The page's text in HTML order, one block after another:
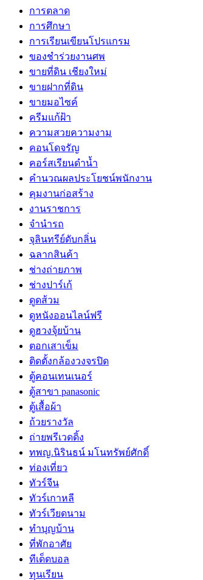
การตลาด
การศึกษา
การเรียนเขียนโปรแกรม
ของชำร่วยงานศพ
ขายที่ดิน เชียงใหม่
ขายฝากที่ดิน
ขายมอไซค์
ครีมแก้ฝ้า
ความสวยความงาม
คอนโดจรัญ
คอร์สเรียนดำน้ำ
คำนวณผลประโยชน์พนักงาน
คุมงานก่อสร้าง
งานราชการ
จำนำรถ
จุลินทรีย์ดับกลิ่น
ฉลากสินค้า
ช่างถ่ายภาพ
ช่างปาร์เก้
ดูดส้วม
ดูหนังออนไลน์ฟรี
ดูฮวงจุ้ยบ้าน
ตอกเสาเข็ม
ติดตั้งกล้องวงจรปิด
ตู้คอนเทนเนอร์
ตู้สาขา panasonic
ตู้เสื้อผ้า
ถ้วยรางวัล
ถ่ายพรีเวดดิ้ง
ทพญ.นิรินธน์ มโนทรัพย์ศักดิ์
ท่องเที่ยว
ทัวร์จีน
ทัวร์เกาหลี
ทัวร์เวียดนาม
ทำบุญบ้าน
ที่พักอาศัย
ทีเด็ดบอล
ทุนเรียน